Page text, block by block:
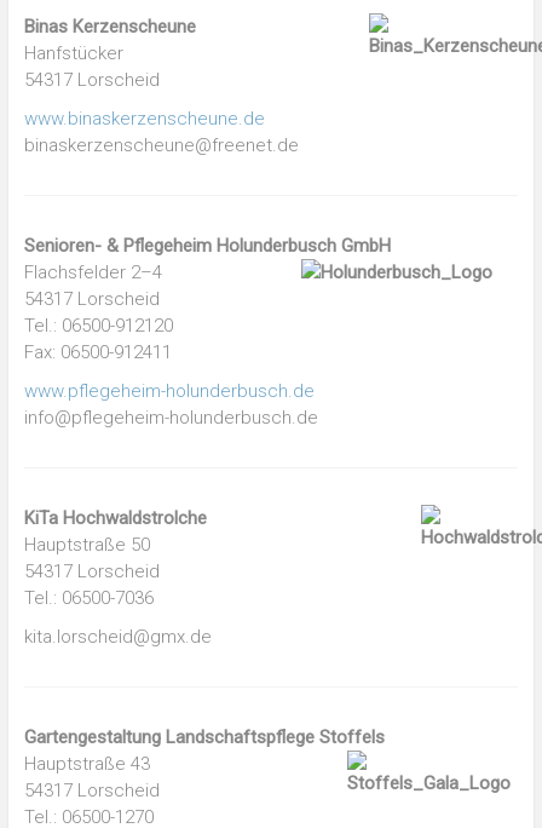
Binas Kerzenscheune
Hanfstücker
54317 Lorscheid
www.binaskerzenscheune.de
binaskerzenscheune@freenet.de
Senioren- & Pflegeheim Holunderbusch GmbH
Flachsfelder 2–4
54317 Lorscheid
Tel.: 06500-912120
Fax: 06500-912411
www.pflegeheim-holunderbusch.de
info@pflegeheim-holunderbusch.de
KiTa Hochwaldstrolche
Hauptstraße 50
54317 Lorscheid
Tel.: 06500-7036
kita.lorscheid@gmx.de
Gartengestaltung Landschaftspflege Stoffels
Hauptstraße 43
54317 Lorscheid
Tel.: 06500-1270